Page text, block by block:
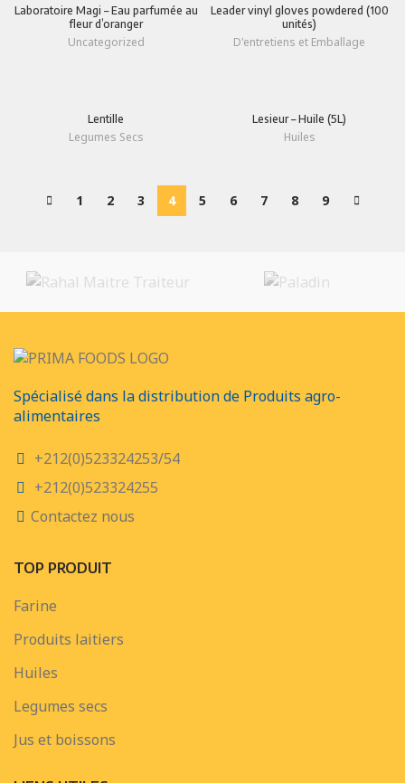
Laboratoire Magi – Eau parfumée au
fleur d’oranger
Uncategorized
Leader vinyl gloves powdered (100
unités)
D'entretiens et Emballage
Lentille
Legumes Secs
Lesieur – Huile (5L)
Huiles
1 2 3 4 5 6 7 8 9
Spécialisé dans la distribution de Produits agro-
alimentaires
+212(0)523324253/54
+212(0)523324255
Contactez nous
TOP PRODUIT
Farine
Produits laitiers
Huiles
Legumes secs
Jus et boissons